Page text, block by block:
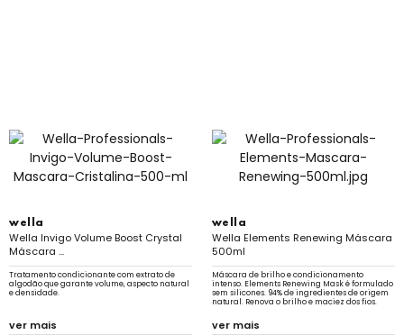
wella
Wella Invigo Volume Boost Crystal
Máscara ...
Tratamento condicionante com extrato de
algodão que garante volume, aspecto natural
e densidade.
ver mais
wella
Wella Elements Renewing Máscara
500ml
Máscara de brilho e condicionamento
intenso. Elements Renewing Mask é formulado
sem silicones. 94% de ingredientes de origem
natural. Renova o brilho e maciez dos fios.
ver mais